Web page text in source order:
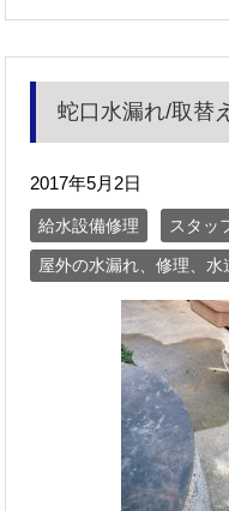
蛇口水漏れ/取替
2017年5月2日
給水設備修理 スタッ
屋外の水漏れ、修理、水